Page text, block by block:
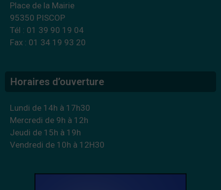
Place de la Mairie
95350 PISCOP
Tél : 01 39 90 19 04
Fax : 01 34 19 93 20
Horaires d’ouverture
Lundi de 14h à 17h30
Mercredi de 9h à 12h
Jeudi de 15h à 19h
Vendredi de 10h à 12H30